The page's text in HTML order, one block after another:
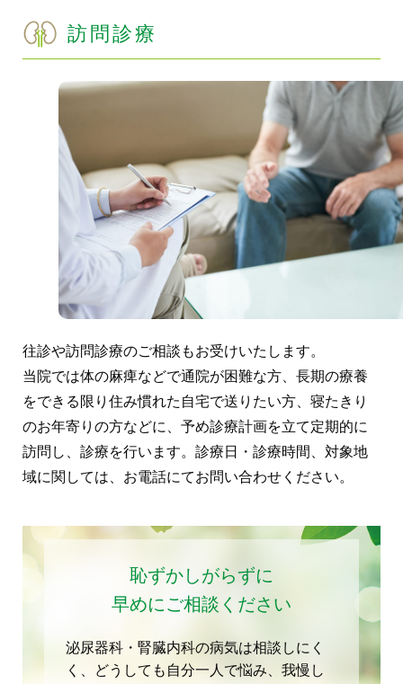
訪問診療
往診や訪問診療のご相談もお受けいたします。
当院では体の麻痺などで通院が困難な方、長期の療養
をできる限り住み慣れた自宅で送りたい方、寝たきり
のお年寄りの方などに、予め診療計画を立て定期的に
訪問し、診療を行います。診療日・診療時間、対象地
域に関しては、お電話にてお問い合わせください。
恥ずかしがらずに
早めにご相談ください
泌尿器科・腎臓内科の病気は相談しにく
く、どうしても自分一人で悩み、我慢し